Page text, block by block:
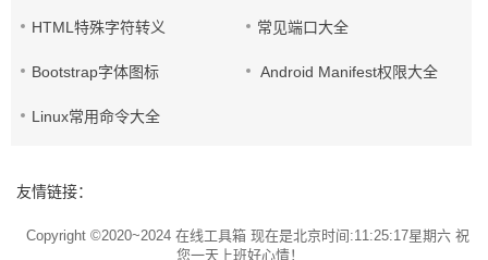
HTML特殊字符转义 常见端口大全
Bootstrap字体图标 Android Manifest权限大全
Linux常用命令大全
友情链接：
Copyright ©2020~2024 在线工具箱现在是北京时间:11:25:17星期六 祝
您一天上班好心情！